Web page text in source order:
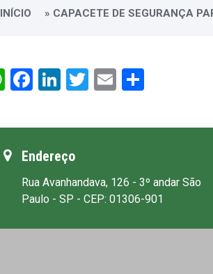
INÍCIO » CAPACETE DE SEGURANÇA
WhatsApp
Facebook
LinkedIn
Twitter
Email
Endereço
Rua Avanhandava, 126 - 3º andar São
Paulo - SP - CEP: 01306-901